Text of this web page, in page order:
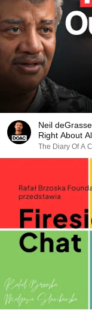
Neil
Right About
The Diary Of A